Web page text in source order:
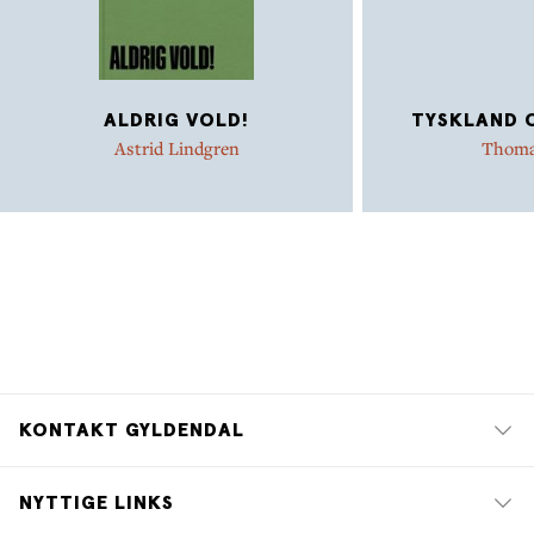
ALDRIG VOLD!
Astrid Lindgren
TYSKLAND
KONTAKT GYLDENDAL
NYTTIGE LINKS